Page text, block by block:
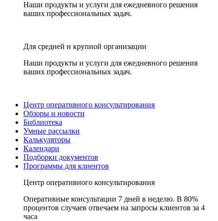
Наши продукты и услуги для ежедневного решения
ваших профессиональных задач.
Для средней и крупной организации
Наши продукты и услуги для ежедневного решения
ваших профессиональных задач.
Центр оперативного консультирования
Обзоры и новости
Библиотека
Умные рассылки
Калькуляторы
Календари
Подборки документов
Программы для клиентов
Центр оперативного консультирования
Оперативные консультации 7 дней в неделю. В 80%
процентов случаев отвечаем на запросы клиентов за 4
часа